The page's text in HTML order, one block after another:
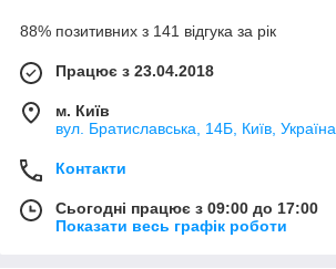
88% позитивних з 141 відгука за рік
Працює з 23.04.2018
м. Київ
вул. Братиславська, 14Б, Київ, Україна
Контакти
Сьогодні працює з 09:00 до 17:00
Показати весь графік роботи